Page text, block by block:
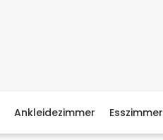
Ankleidezimmer Esszimmer